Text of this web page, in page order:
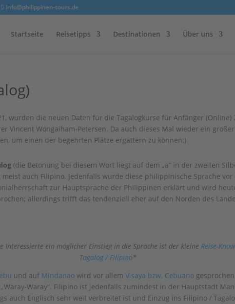
info@philippinen-tours.de
Startseite Reisetipps Destinationen Über uns
wurden die neuen Daten für die Tagalogkurse für Anfänger
Vincent Wongaiham-Petersen. Da auch dieses Mal wieder ein
um einen der begehrten Plätze ergattern zu können:)
(die Betonung bei diesem Wort liegt auf dem „a“ in der zweiten
meist auch Filipino. Jedenfalls wurde diese philippinische Sprache vor
zur Hauptsprache der Philippinen erklärt und wird
allerdings trifft das tendenziell eher auf den Norden des
Interessierte ein möglicher Einstieg in die Sprache ist der kleine Reise-
Tagalog / Filipino*
und auf Mindanao wird vor allemVisaya bzw. Cebuano
Waray“. Filipino ist jedenfalls zumindest in der Hauptstadt
auch Englisch sehr weit verbreitet ist und Einzug ins Filipino /